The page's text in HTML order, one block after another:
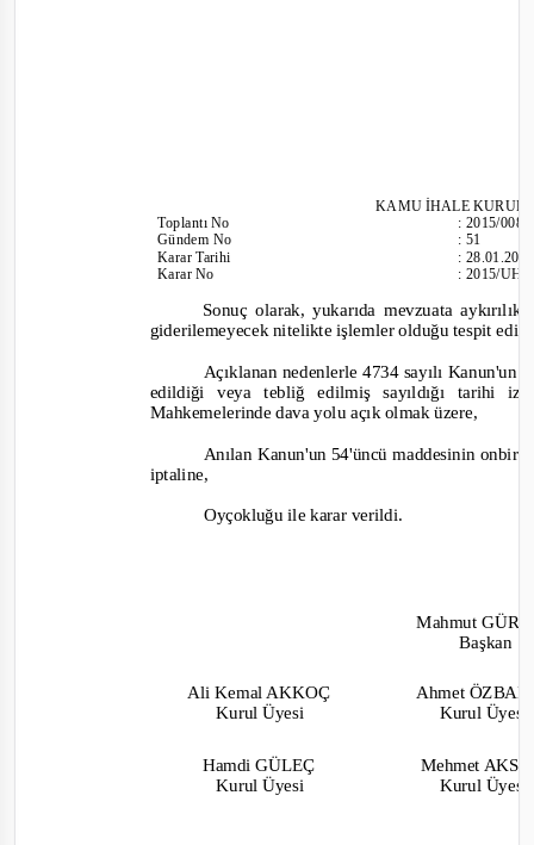
KAMU İHALE
ToplantıNo
Gündem No
Karar Tarihi
Karar No
:2015/008
:51
:
:2015/
Sonuç olarak, yukarıda mevzuata
giderilemeyecek nitelikte işlemler olduğu tespit
Açıklanan nedenlerle 4734 sayılı
edildiği veya tebliğ edilmiş sayıldığı tarihi
Mahkemelerinde dava yolu açık olmak üzere,
Anılan Kanun'un 54'üncü maddesinin
iptaline,
Oyçokluğu ile karar verildi.
Mahmut
Başkan
Ali Kemal AKKOÇ
Kurul Üyesi
Ahmet
Kurul
Hamdi GÜLEÇ
Kurul Üyesi
Mehmet
Kurul